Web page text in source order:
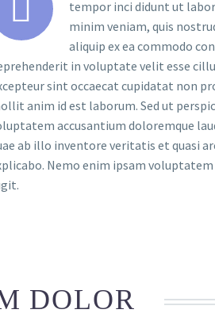


tempor inci didunt ut
minim veniam, quis
aliquip ex ea commodo
in voluptate velit esse
sint occaecat cupidatat non
anim id est laborum. Sed ut
accusantium doloremque
ab illo inventore veritatis et quasi
Nemo enim ipsam
DOLOR